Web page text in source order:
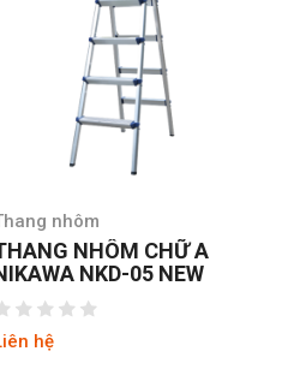
nhôm
NHÔM CHỮ A
NKD-05 NEW
hệ